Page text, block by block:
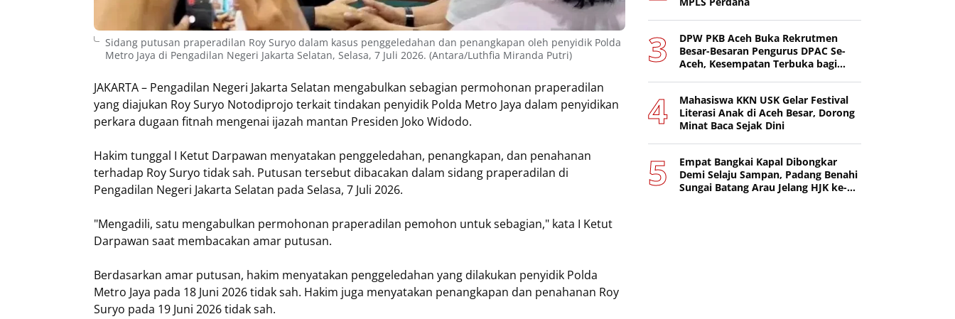
Sidang putusan praperadilan Roy Suryo dalam kasus penggeledahan dan penangkapan oleh penyidik Polda
Metro Jaya di Pengadilan Negeri Jakarta Selatan, Selasa, 7 Juli 2026. (Antara/Luthfia Miranda Putri)
JAKARTA – Pengadilan Negeri Jakarta Selatan mengabulkan sebagian permohonan praperadilan
yang diajukan Roy Suryo Notodiprojo terkait tindakan penyidik Polda Metro Jaya dalam penyidikan
perkara dugaan fitnah mengenai ijazah mantan Presiden Joko Widodo.
Hakim tunggal I Ketut Darpawan menyatakan penggeledahan, penangkapan, dan penahanan
terhadap Roy Suryo tidak sah. Putusan tersebut dibacakan dalam sidang praperadilan di
Pengadilan Negeri Jakarta Selatan pada Selasa, 7 Juli 2026.
"Mengadili, satu mengabulkan permohonan praperadilan pemohon untuk sebagian," kata I Ketut
Darpawan saat membacakan amar putusan.
Berdasarkan amar putusan, hakim menyatakan penggeledahan yang dilakukan penyidik Polda
Metro Jaya pada 18 Juni 2026 tidak sah. Hakim juga menyatakan penangkapan dan penahanan Roy
Suryo pada 19 Juni 2026 tidak sah.
DPW PKB Aceh Buka Rekrutmen
Besar-Besaran Pengurus DPAC Se-
Aceh, Kesempatan Terbuka bagi
Mahasiswa KKN USK Gelar Festival
Literasi Anak di Aceh Besar, Dorong
Minat Baca Sejak Dini
Empat Bangkai Kapal Dibongkar
Demi Selaju Sampan, Padang Benahi
Sungai Batang Arau Jelang HJK ke-